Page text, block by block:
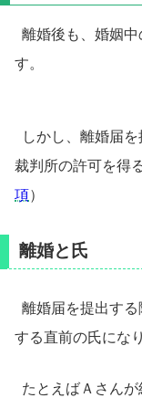
離婚後も、婚姻
す。
しかし、離婚届
裁判所の許可を得
項）
離婚と氏
離婚届を提出す
する直前の氏にな
たとえばＡさん